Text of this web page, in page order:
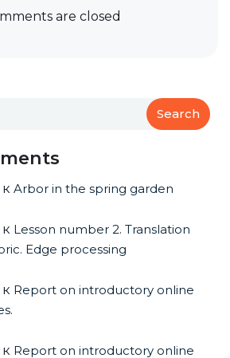
are closed
Search
к Arbor in the spring garden
к Lesson number 2. Translation
Edge processing
к Report on introductory online
к Report on introductory online